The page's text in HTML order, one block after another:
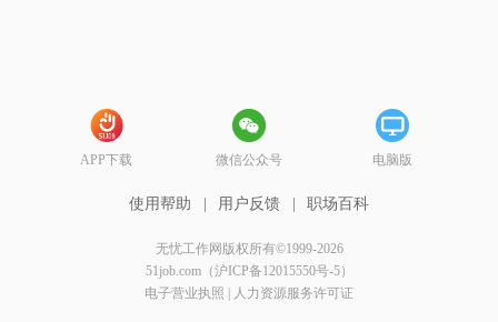
APP下载 微信公众号 电脑版
使用帮助 用户反馈 职场百科
无忧工作网版权所有©1999-2026
51job.com（沪ICP备12015550号-5）
电子营业执照
人力资源服务许可证